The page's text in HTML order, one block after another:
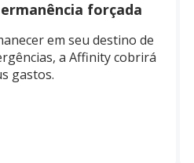
forçada
em seu destino de
a Affinity cobrirá
gastos.